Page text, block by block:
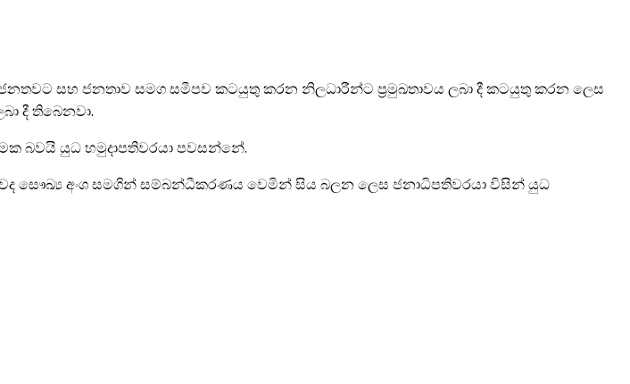
සහ ජනතාව සමග සමීපව කටයුතු කරන නිලධාරීන්ට ප්‍රමුඛතාවය ලබා දී කටයුතු කරන ලෙස
දී තිබෙනවා.
බවයි යුධ හමුදාපතිවරයා පවසන්නේ.
සෞඛ්‍ය අංශ සමගින් සම්බන්ධීකරණය වෙමින් සිය බලන ලෙස ජනාධිපතිවරයා විසින් යුධ